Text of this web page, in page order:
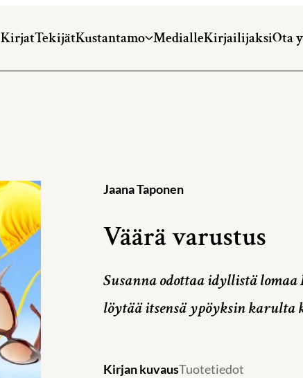
KirjatTekijätKustantamo MedialleKirjailijaksiOta
Jaana Taponen
Väärä varustus
Susanna odottaa idyllistä
löytää itsensä ypöyksin
Kirjan kuvausTuotetiedot